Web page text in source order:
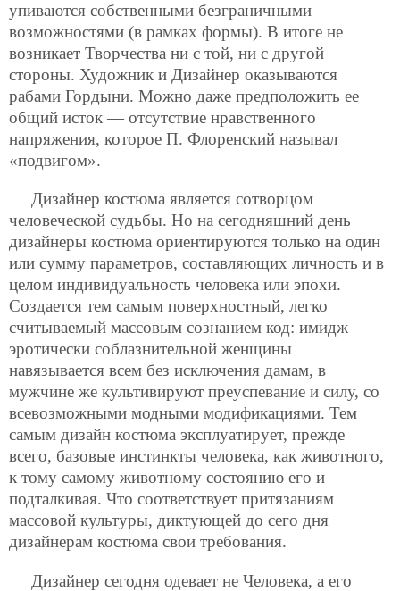
упиваются собственными безграничными
возможностями (в рамках формы). В итоге не
возникает Творчества ни с той, ни с другой
стороны. Художник и Дизайнер оказываются
рабами Гордыни. Можно даже предположить ее
общий исток — отсутствие нравственного
напряжения, которое П. Флоренский называл
«подвигом».
Дизайнер костюма является сотворцом
человеческой судьбы. Но на сегодняшний день
дизайнеры костюма ориентируются только на один
или сумму параметров, составляющих личность и в
целом индивидуальность человека или эпохи.
Создается тем самым поверхностный, легко
считываемый массовым сознанием код: имидж
эротически соблазнительной женщины
навязывается всем без исключения дамам, в
мужчине же культивируют преуспевание и силу, со
всевозможными модными модификациями. Тем
самым дизайн костюма эксплуатирует, прежде
всего, базовые инстинкты человека, как животного,
к тому самому животному состоянию его и
подталкивая. Что соответствует притязаниям
массовой культуры, диктующей до сего дня
дизайнерам костюма свои требования.
Дизайнер сегодня одевает не Человека, а его